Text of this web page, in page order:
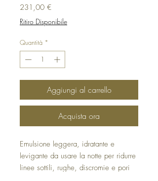
231,00 €Prezzo
Ritiro Disponibile
Quantità *
Aggiungi al carrello
Acquista ora
Emulsione leggera, idratante e
levigante da usare la notte per ridurre
linee sottili, rughe, discromie e pori